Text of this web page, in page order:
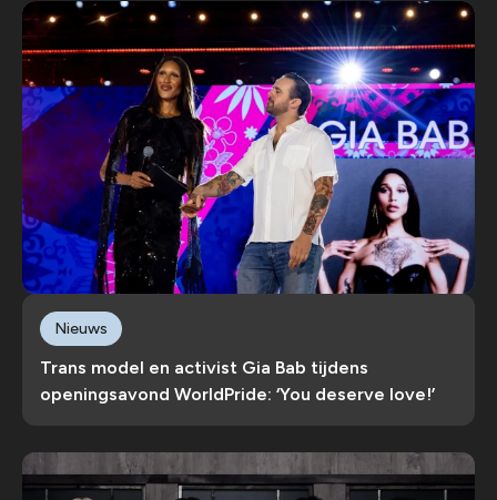
Trans model en activist Gia Bab tijdens
openingsavond WorldPride: ‘You deserve love!’
Nieuws